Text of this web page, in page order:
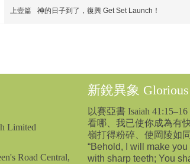
上壹篇 神的日子到了，復興 Get Set Launch！
Limited
Road Central,
新銳異象
以賽亞書 Isaiah 41:15–16
看哪、我已使你成為有
嶺打得粉碎、使岡陵如同
“Behold, I will make
with sharp teeth; You